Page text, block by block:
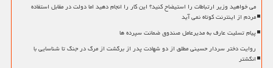
می خواهید وزیر ارتباطات را استیضاح کنید؟ این کار را انجام دهید اما دولت در مقابل استفاده
مردم از اینترنت کوتاه نمی آید
پیام تسلیت عارف به مدیرعامل صندوق ضمانت سپرده ها
روایت دختر سردار حسینی مطلق از دو شهادت پدر از برگشت از مرگ در جنگ تا شناسایی با
انگشتر